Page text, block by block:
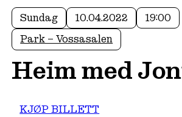
Sundag 10.04.2022
19:00
Park – Vossasalen
Heim med
KJØP BILLETT